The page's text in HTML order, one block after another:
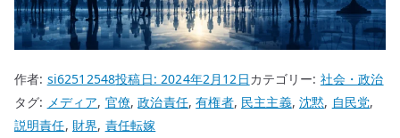
作者: si62512548投稿日:2024年2月12日カテゴリー: 社会・政治
タグ: メディア, 官僚,政治責任,有権者, 民主主義,沈黙, 自民党,
説明責任, 財界, 責任転嫁